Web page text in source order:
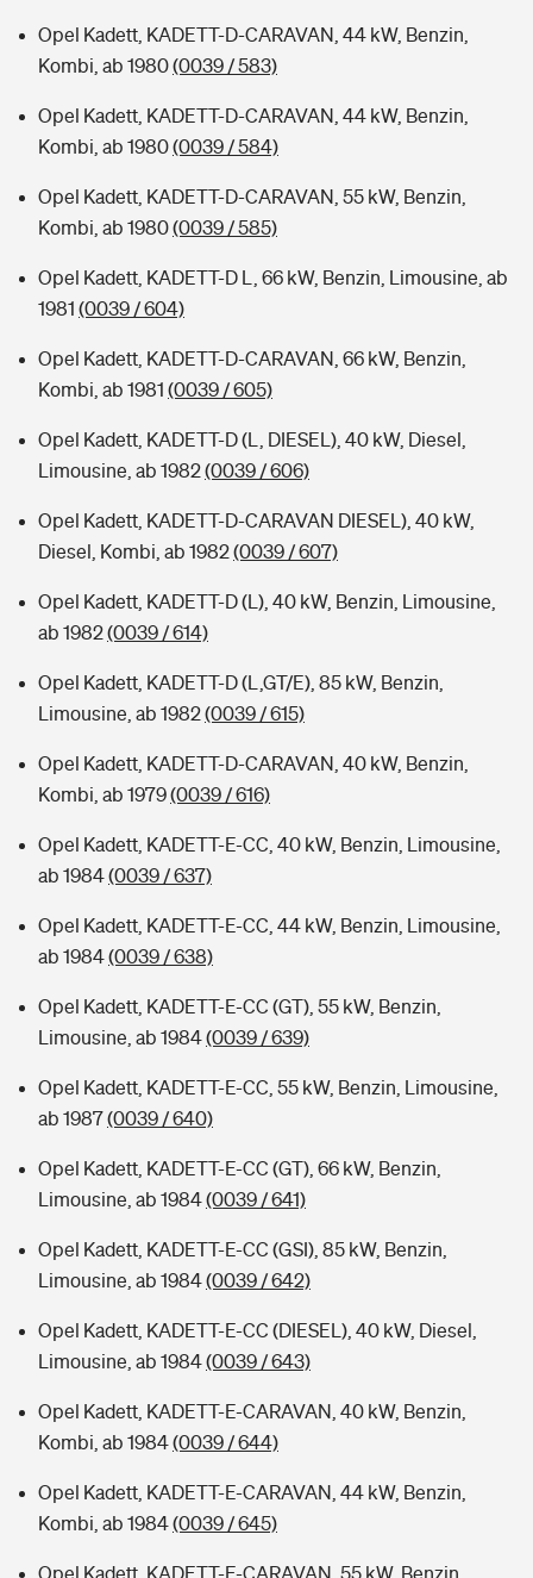
Opel Kadett, KADETT-D-CARAVAN, 44 kW, Benzin,
Kombi, ab 1980(0039 / 583)
Opel Kadett, KADETT-D-CARAVAN, 44 kW, Benzin,
Kombi, ab 1980(0039 / 584)
Opel Kadett, KADETT-D-CARAVAN, 55 kW, Benzin,
Kombi, ab 1980(0039 / 585)
Opel Kadett, KADETT-D L, 66 kW, Benzin, Limousine, ab
1981 (0039 / 604)
Opel Kadett, KADETT-D-CARAVAN, 66 kW, Benzin,
Kombi, ab 1981 (0039 / 605)
Opel Kadett, KADETT-D (L, DIESEL), 40 kW, Diesel,
Limousine, ab 1982(0039 / 606)
Opel Kadett, KADETT-D-CARAVAN DIESEL), 40 kW,
Diesel, Kombi, ab 1982(0039 / 607)
Opel Kadett, KADETT-D (L), 40 kW, Benzin, Limousine,
ab 1982(0039 / 614)
Opel Kadett, KADETT-D (L,GT/E), 85 kW, Benzin,
Limousine, ab 1982(0039 / 615)
Opel Kadett, KADETT-D-CARAVAN, 40 kW, Benzin,
Kombi, ab 1979(0039 / 616)
Opel Kadett, KADETT-E-CC, 40 kW, Benzin, Limousine,
ab 1984(0039 / 637)
Opel Kadett, KADETT-E-CC, 44 kW, Benzin, Limousine,
ab 1984(0039 / 638)
Opel Kadett, KADETT-E-CC (GT), 55 kW, Benzin,
Limousine, ab 1984(0039 / 639)
Opel Kadett, KADETT-E-CC, 55 kW, Benzin, Limousine,
ab 1987(0039 / 640)
Opel Kadett, KADETT-E-CC (GT), 66 kW, Benzin,
Limousine, ab 1984(0039 / 641)
Opel Kadett, KADETT-E-CC (GSI), 85 kW, Benzin,
Limousine, ab 1984(0039 / 642)
Opel Kadett, KADETT-E-CC (DIESEL), 40 kW, Diesel,
Limousine, ab 1984(0039 / 643)
Opel Kadett, KADETT-E-CARAVAN, 40 kW, Benzin,
Kombi, ab 1984(0039 / 644)
Opel Kadett, KADETT-E-CARAVAN, 44 kW, Benzin,
Kombi, ab 1984(0039 / 645)
Opel Kadett, KADETT-E-CARAVAN, 55 kW, Benzin,